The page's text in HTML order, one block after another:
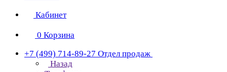
Кабинет
0 Корзина
+7 (499) 714-89-27 Отдел продаж
Назад